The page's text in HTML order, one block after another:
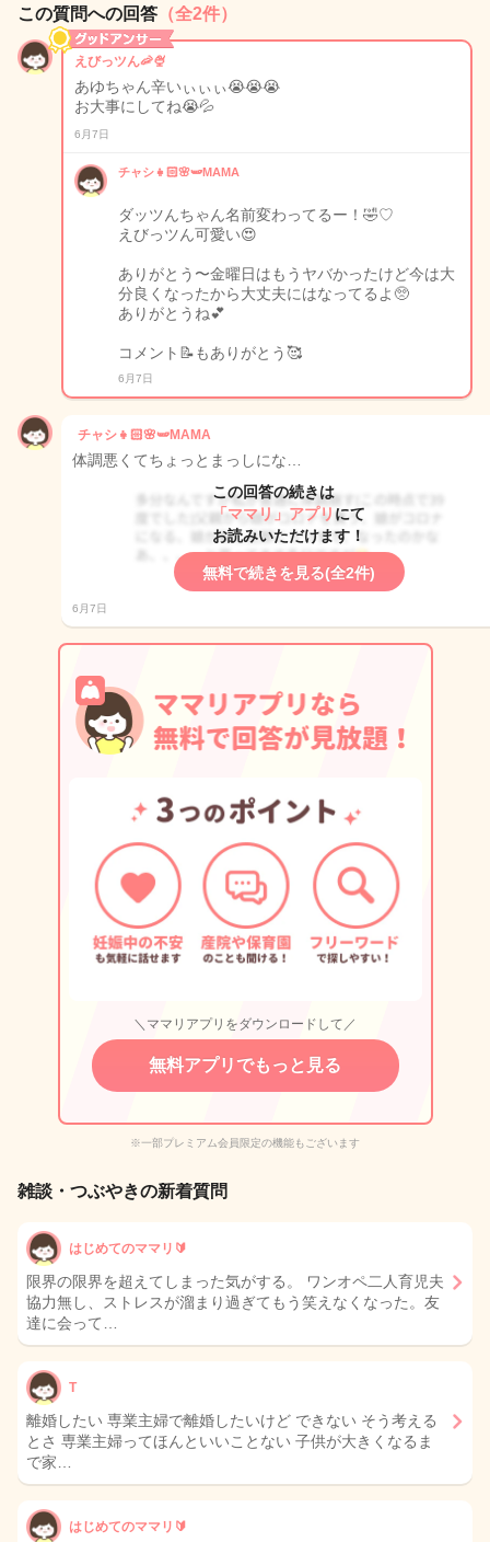
この質問への回答 （全2件）
えびっツん🦐🍨
あゆちゃん辛いぃぃぃ😭😭😭
お大事にしてね😭💦
6月7日
チャシ👧🏻🌸🫛MAMA
ダッツんちゃん名前変わってるー！🤣♡
えびっツん可愛い😍
ありがとう〜金曜日はもうヤバかったけど今は大
分良くなったから大丈夫にはなってるよ🥺
ありがとうね💕
コメント📝もありがとう🥰
6月7日
チャシ👧🏻🌸🫛MAMA
体調悪くてちょっとまっしにな…
この回答の続きは
「ママリ」アプリ にて
お読みいただけます！
無料で続きを見る(全2件)
6月7日
＼ママリアプリをダウンロードして／
無料アプリでもっと見る
※一部プレミアム会員限定の機能もございます
雑談・つぶやきの新着質問
はじめてのママリ🔰
限界の限界を超えてしまった気がする。 ワンオペ二人育児夫
協力無し、ストレスが溜まり過ぎてもう笑えなくなった。友
達に会って…
T
離婚したい 専業主婦で離婚したいけど できない そう考える
とさ 専業主婦ってほんといいことない 子供が大きくなるま
で家…
はじめてのママリ🔰